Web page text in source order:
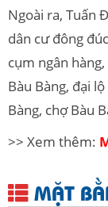
Ngoài ra, Tuấn
dân cư đông
cụm ngân
Bàu Bàng, đại
Bàng, chợ Bàu
>> Xem thêm:
MẶT